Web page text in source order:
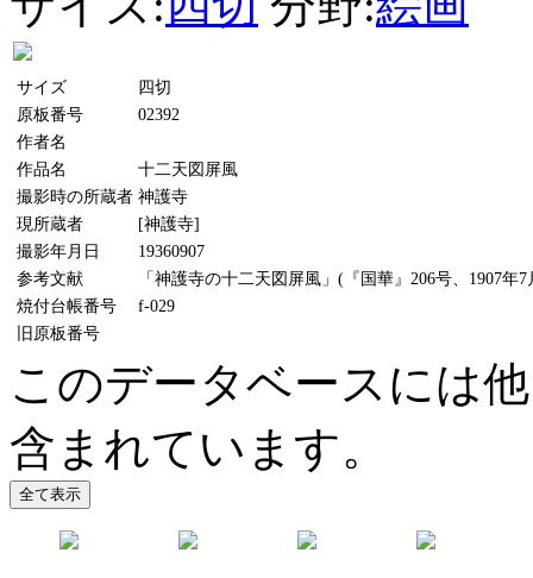
サイズ
四切
原板番号
02392
作者名
作品名
十二天図屏風
撮影時の所蔵者 神護寺
現所蔵者
[神護寺]
撮影年月日
19360907
参考文献
「神護寺の十二天図屏風」(『国華』206号、1907
焼付台帳番号
f-029
旧原板番号
このデータベースには
含まれています。